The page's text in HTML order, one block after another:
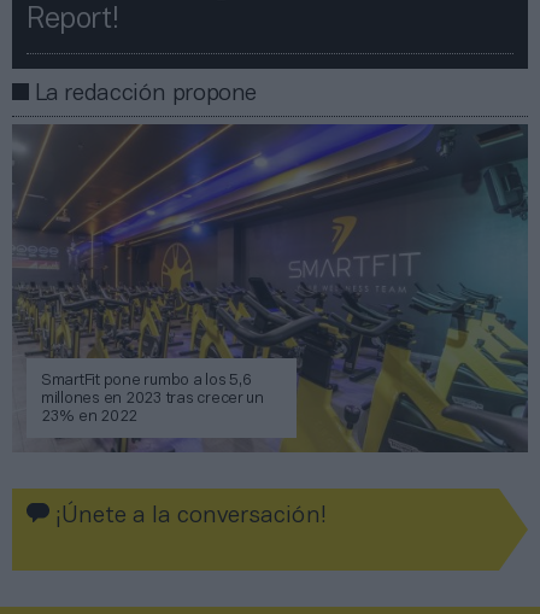
Report!​​
La redacción propone
SmartFit pone rumbo a los 5,6
millones en 2023 tras crecer un
23% en 2022
¡Únete a la conversación!